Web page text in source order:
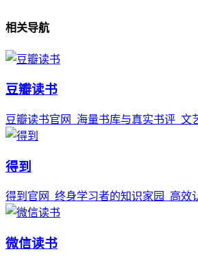
相关导航
豆瓣读书
豆瓣读书官网_海量书库与真实书评_文
得到
得到官网_终身学习者的知识家园_高效
微信读书